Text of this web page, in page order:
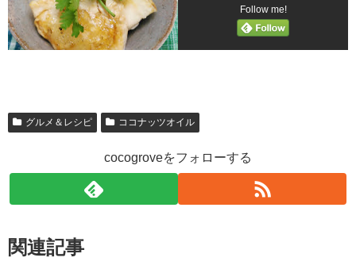
Follow me!
グルメ＆レシピ ココナッツオイル
cocogroveをフォローする
関連記事